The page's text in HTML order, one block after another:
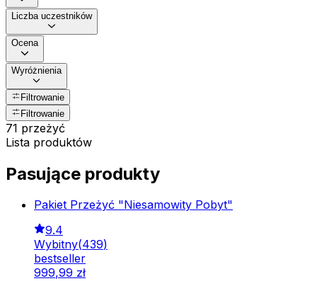
Liczba uczestników
Ocena
Wyróżnienia
Filtrowanie
Filtrowanie
71 przeżyć
Lista produktów
Pasujące produkty
Pakiet Przeżyć "Niesamowity Pobyt"
9.4
Wybitny(439)
bestseller
999,99 zł